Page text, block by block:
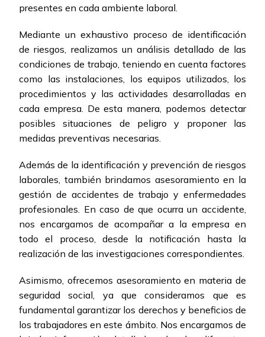
presentes en cada ambiente laboral.
Mediante un exhaustivo proceso de identificación
de riesgos, realizamos un análisis detallado de las
condiciones de trabajo, teniendo en cuenta factores
como las instalaciones, los equipos utilizados, los
procedimientos y las actividades desarrolladas en
cada empresa. De esta manera, podemos detectar
posibles situaciones de peligro y proponer las
medidas preventivas necesarias.
Además de la identificación y prevención de riesgos
laborales, también brindamos asesoramiento en la
gestión de accidentes de trabajo y enfermedades
profesionales. En caso de que ocurra un accidente,
nos encargamos de acompañar a la empresa en
todo el proceso, desde la notificación hasta la
realización de las investigaciones correspondientes.
Asimismo, ofrecemos asesoramiento en materia de
seguridad social, ya que consideramos que es
fundamental garantizar los derechos y beneficios de
los trabajadores en este ámbito. Nos encargamos de